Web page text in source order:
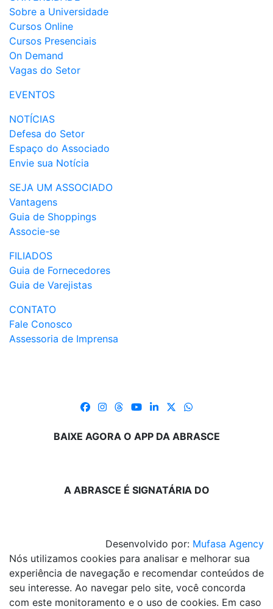
Sobre a Universidade
Cursos Online
Cursos Presenciais
On Demand
Vagas do Setor
EVENTOS
NOTÍCIAS
Defesa do Setor
Espaço do Associado
Envie sua Notícia
SEJA UM ASSOCIADO
Vantagens
Guia de Shoppings
Associe-se
FILIADOS
Guia de Fornecedores
Guia de Varejistas
CONTATO
Fale Conosco
Assessoria de Imprensa
BAIXE AGORA O APP DA ABRASCE
A ABRASCE É SIGNATÁRIA DO
Desenvolvido por: Mufasa Agency
Nós utilizamos cookies para analisar e melhorar sua
experiência de navegação e recomendar conteúdos de
seu interesse. Ao navegar pelo site, você concorda
com este monitoramento e o uso de cookies. Em caso